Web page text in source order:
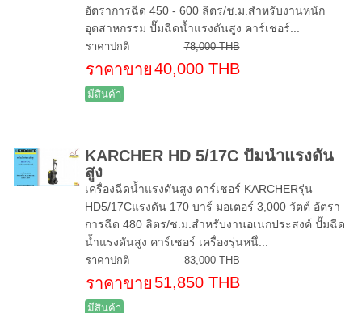
อัตราการฉีด 450 - 600 ลิตร/ช.ม.สำหรับงานหนัก
อุตสาหกรรม ปั๊มฉีดน้ำแรงดันสูง คาร์เชอร์...
ราคาปกติ 78,000 THB
ราคาขาย40,000 THB
มีสินค้า
KARCHER HD 5/17C ปั๊มน้ำแรงดัน
สูง
เครื่องฉีดน้ำแรงดันสูง คาร์เชอร์ KARCHERรุ่น
HD5/17Cแรงดัน 170 บาร์ มอเตอร์ 3,000 วัตต์ อัตรา
การฉีด 480 ลิตร/ช.ม.สำหรับงานอเนกประสงค์ ปั๊มฉีด
น้ำแรงดันสูง คาร์เชอร์ เครื่องรุ่นหนึ่...
ราคาปกติ 83,000 THB
ราคาขาย 51,850 THB
มีสินค้า